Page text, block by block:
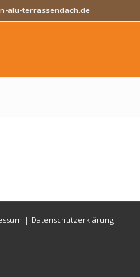
alu-terrassendach.de
| Datenschutzerklärung